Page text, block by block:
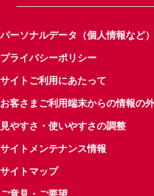
パーソナルデータ（個人情報など
プライバシーポリシー
サイトご利用にあたって
お客さまご利用端末からの情報の
見やすさ・使いやすさの調整
サイトメンテナンス情報
サイトマップ